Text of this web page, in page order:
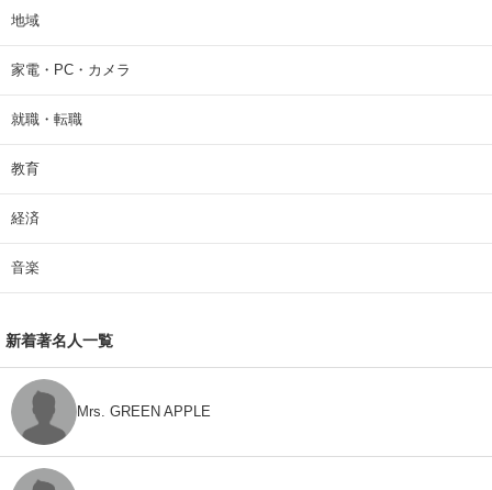
地域
家電・PC・カメラ
就職・転職
教育
経済
音楽
新着著名人一覧
Mrs. GREEN APPLE